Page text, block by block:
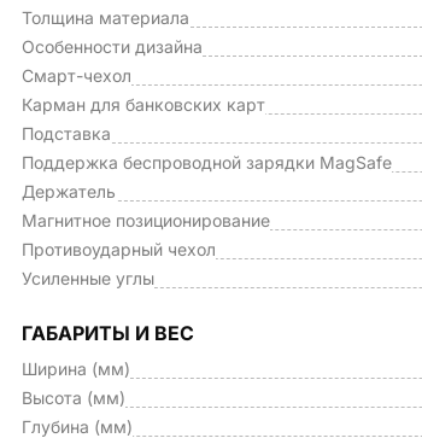
Толщина материала
Особенности дизайна
Смарт-чехол
Карман для банковских карт
Подставка
Поддержка беспроводной зарядки MagSafe
Держатель
Магнитное позиционирование
Противоударный чехол
Усиленные углы
ГАБАРИТЫ И ВЕС
Ширина (мм)
Высота (мм)
Глубина (мм)